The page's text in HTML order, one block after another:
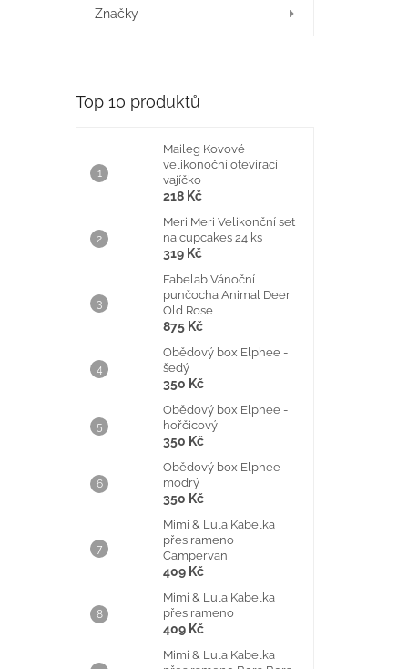
Značky
Top 10 produktů
Maileg Kovové
velikonoční otevírací
vajíčko
218 Kč
Meri Meri Velikonční set
na cupcakes 24 ks
319 Kč
Fabelab Vánoční
punčocha Animal Deer
Old Rose
875 Kč
Obědový box Elphee -
šedý
350 Kč
Obědový box Elphee -
hořčicový
350 Kč
Obědový box Elphee -
modrý
350 Kč
Mimi & Lula Kabelka
přes rameno
Campervan
409 Kč
Mimi & Lula Kabelka
přes rameno
409 Kč
Mimi & Lula Kabelka